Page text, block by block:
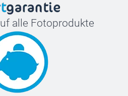
alle Fotoprodukte